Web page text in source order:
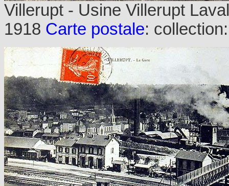
Villerupt - Usine Villerupt
1918 Carte postale: